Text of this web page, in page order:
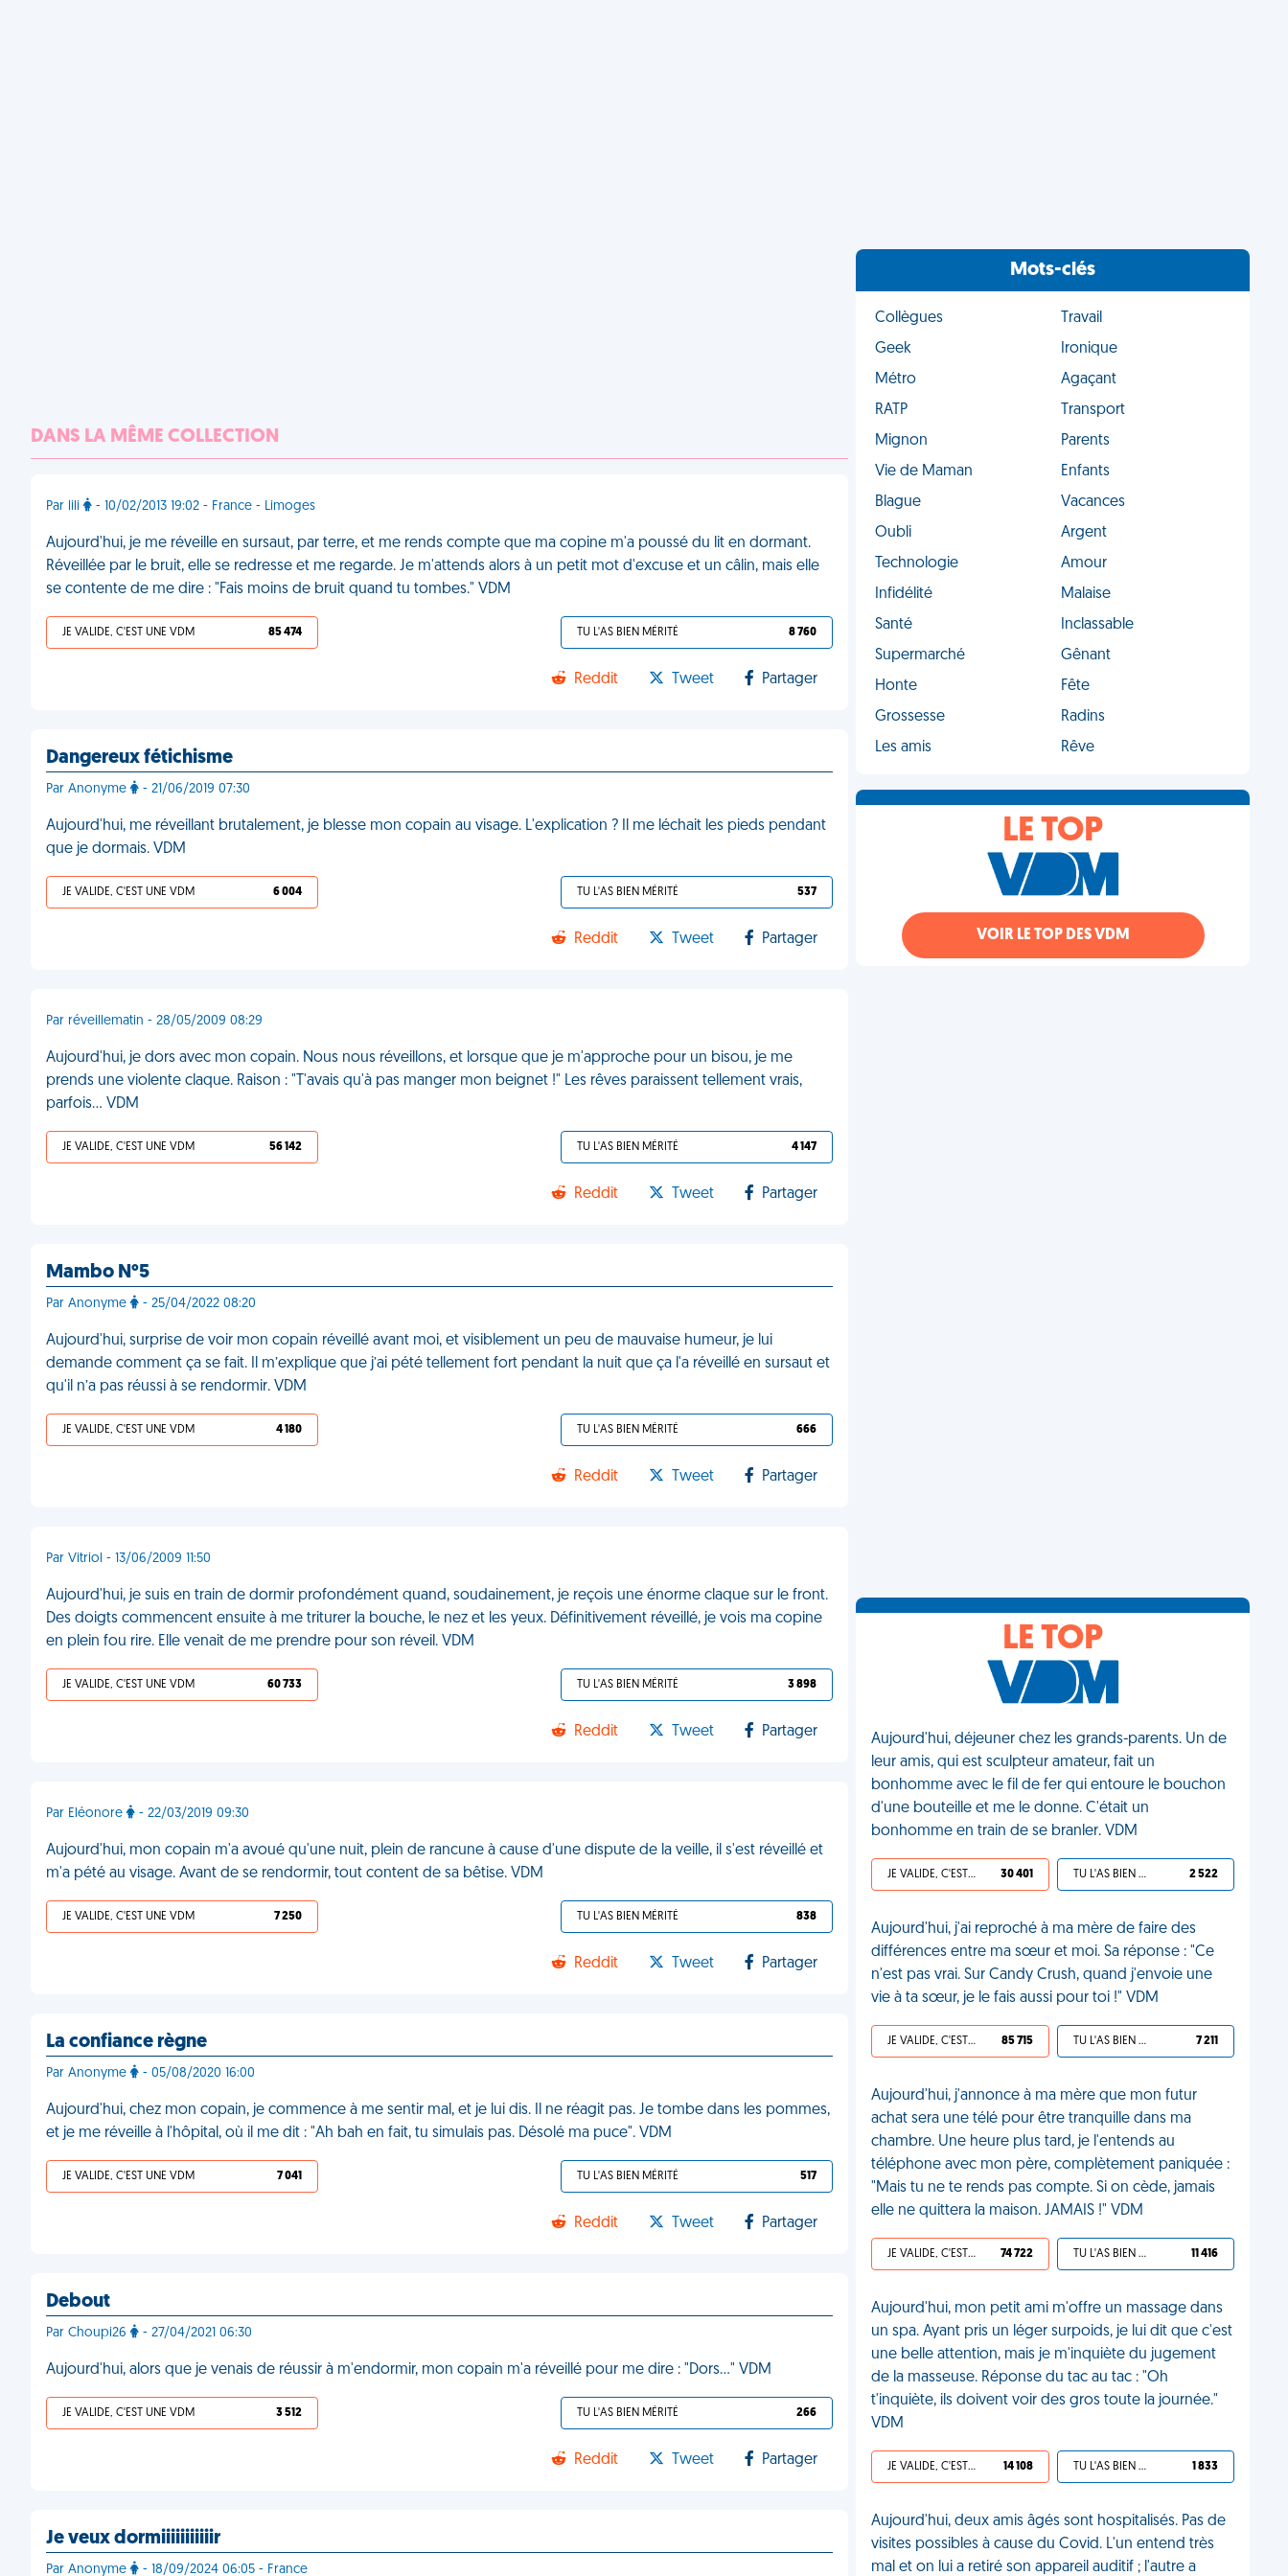
DANS LA MÊME COLLECTION
Par lili - 10/02/2013 19:02 - France - Limoges
Aujourd'hui, je me réveille en sursaut, par terre, et me rends compte que ma copine m'a poussé du lit en dormant.
Réveillée par le bruit, elle se redresse et me regarde. Je m'attends alors à un petit mot d'excuse et un câlin, mais elle
se contente de me dire : "Fais moins de bruit quand tu tombes." VDM
JE VALIDE, C'EST UNE VDM 85 474 TU L'AS BIEN MÉRITÉ 8 760
Reddit Tweet Partager
Dangereux fétichisme
Par Anonyme - 21/06/2019 07:30
Aujourd'hui, me réveillant brutalement, je blesse mon copain au visage. L'explication ? Il me léchait les pieds pendant
que je dormais. VDM
JE VALIDE, C'EST UNE VDM 6 004 TU L'AS BIEN MÉRITÉ 537
Reddit Tweet Partager
Par réveillematin - 28/05/2009 08:29
Aujourd'hui, je dors avec mon copain. Nous nous réveillons, et lorsque que je m'approche pour un bisou, je me
prends une violente claque. Raison : "T'avais qu'à pas manger mon beignet !" Les rêves paraissent tellement vrais,
parfois... VDM
JE VALIDE, C'EST UNE VDM 56 142 TU L'AS BIEN MÉRITÉ 4 147
Reddit Tweet Partager
Mambo N°5
Par Anonyme - 25/04/2022 08:20
Aujourd'hui, surprise de voir mon copain réveillé avant moi, et visiblement un peu de mauvaise humeur, je lui
demande comment ça se fait. Il m’explique que j’ai pété tellement fort pendant la nuit que ça l'a réveillé en sursaut et
qu'il n’a pas réussi à se rendormir. VDM
JE VALIDE, C'EST UNE VDM 4 180 TU L'AS BIEN MÉRITÉ 666
Reddit Tweet Partager
Par Vitriol - 13/06/2009 11:50
Aujourd'hui, je suis en train de dormir profondément quand, soudainement, je reçois une énorme claque sur le front.
Des doigts commencent ensuite à me triturer la bouche, le nez et les yeux. Définitivement réveillé, je vois ma copine
en plein fou rire. Elle venait de me prendre pour son réveil. VDM
JE VALIDE, C'EST UNE VDM 60 733 TU L'AS BIEN MÉRITÉ 3 898
Reddit Tweet Partager
Par Eléonore - 22/03/2019 09:30
Aujourd'hui, mon copain m'a avoué qu'une nuit, plein de rancune à cause d'une dispute de la veille, il s'est réveillé et
m'a pété au visage. Avant de se rendormir, tout content de sa bêtise. VDM
JE VALIDE, C'EST UNE VDM 7 250 TU L'AS BIEN MÉRITÉ 838
Reddit Tweet Partager
La confiance règne
Par Anonyme - 05/08/2020 16:00
Aujourd'hui, chez mon copain, je commence à me sentir mal, et je lui dis. Il ne réagit pas. Je tombe dans les pommes,
et je me réveille à l'hôpital, où il me dit : "Ah bah en fait, tu simulais pas. Désolé ma puce". VDM
JE VALIDE, C'EST UNE VDM 7 041 TU L'AS BIEN MÉRITÉ 517
Reddit Tweet Partager
Debout
Par Choupi26 - 27/04/2021 06:30
Aujourd'hui, alors que je venais de réussir à m'endormir, mon copain m'a réveillé pour me dire : "Dors…" VDM
JE VALIDE, C'EST UNE VDM 3 512 TU L'AS BIEN MÉRITÉ 266
Reddit Tweet Partager
Je veux dormiiiiiiiiiiir
Par Anonyme - 18/09/2024 06:05 - France
Mots-clés
Collègues
Travail
Geek
Ironique
Métro
Agaçant
RATP
Transport
Mignon
Parents
Vie de Maman
Enfants
Blague
Vacances
Oubli
Argent
Technologie
Amour
Infidélité
Malaise
Santé
Inclassable
Supermarché
Gênant
Honte
Fête
Grossesse
Radins
Les amis
Rêve
LE TOP
VOIR LE TOP DES VDM
LE TOP
Aujourd'hui, déjeuner chez les grands-parents. Un de
leur amis, qui est sculpteur amateur, fait un
bonhomme avec le fil de fer qui entoure le bouchon
d'une bouteille et me le donne. C'était un
bonhomme en train de se branler. VDM
JE VALIDE, C'EST UNE VDM 30 401 TU L'AS BIEN MÉRITÉ 2 522
Aujourd'hui, j'ai reproché à ma mère de faire des
différences entre ma sœur et moi. Sa réponse : "Ce
n'est pas vrai. Sur Candy Crush, quand j'envoie une
vie à ta sœur, je le fais aussi pour toi !" VDM
JE VALIDE, C'EST UNE VDM 85 715 TU L'AS BIEN MÉRITÉ 7 211
Aujourd'hui, j'annonce à ma mère que mon futur
achat sera une télé pour être tranquille dans ma
chambre. Une heure plus tard, je l'entends au
téléphone avec mon père, complètement paniquée :
"Mais tu ne te rends pas compte. Si on cède, jamais
elle ne quittera la maison. JAMAIS !" VDM
JE VALIDE, C'EST UNE VDM 74 722 TU L'AS BIEN MÉRITÉ 11 416
Aujourd'hui, mon petit ami m'offre un massage dans
un spa. Ayant pris un léger surpoids, je lui dit que c'est
une belle attention, mais je m'inquiète du jugement
de la masseuse. Réponse du tac au tac : "Oh
t'inquiète, ils doivent voir des gros toute la journée."
VDM
JE VALIDE, C'EST UNE VDM 14 108 TU L'AS BIEN MÉRITÉ 1 833
Aujourd'hui, deux amis âgés sont hospitalisés. Pas de
visites possibles à cause du Covid. L'un entend très
mal et on lui a retiré son appareil auditif ; l'autre a